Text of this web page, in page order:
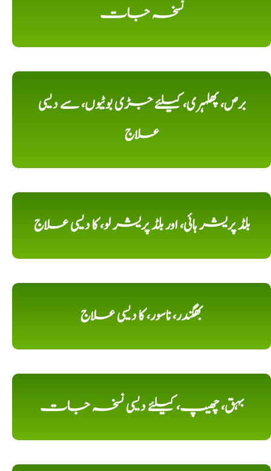
نسخہ جات
برص، پھلہری، کیلئے جڑی بوٹیوں، سے دیسی
علاج
بلڈ پریشر ہائی، اور بلڈ پریشر لو، کا دیسی علاج
بھگندر، ناسور، کا دیسی علاج
بہق، چھیپ، کیلئے دیسی نسخہ جات